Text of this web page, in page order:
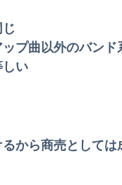
プ曲以外のバンド
しい
から商売としては